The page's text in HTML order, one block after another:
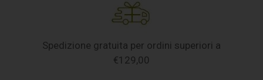
Spedizione gratuita per ordini superiori a
€129,00